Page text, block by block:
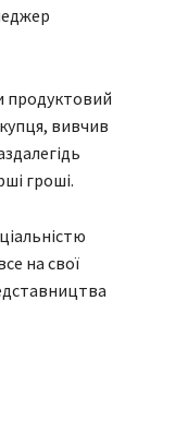
продуктовий
вивчив
гроші.
на свої